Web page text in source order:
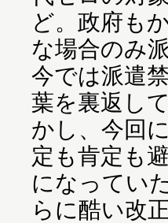
ど。政府も
な場合のみ
今では派遣
葉を裏返し
かし、今回
定も肯定も
になってい
らに酷い改